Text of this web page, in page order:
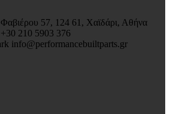
Φαβιέρου 57, 124 61, Χαϊδάρι, Αθήνα
+30 210 5903 376
info@performancebuiltparts.gr